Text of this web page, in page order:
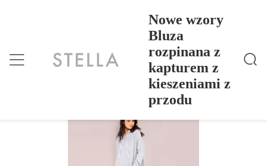
Nowe wzory
Bluza
rozpinana z
kapturem z
kieszeniami z
przodu
Dom Products>Nowe Wzory Bluza Rozpinana Z Kapturem Z Kiesze
Niami Z Przodu
Nowe wzory Bluza rozpinana z
kapturem z kieszeniami z przodu